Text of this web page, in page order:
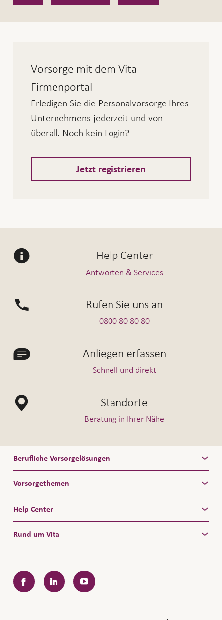
Vorsorge mit dem Vita
Firmenportal
Erledigen Sie die Personalvorsorge Ihres
Unternehmens jederzeit und von
überall. Noch kein Login?
Jetzt registrieren
Help Center
Antworten & Services
Rufen Sie uns an
0800 80 80 80
Anliegen erfassen
Schnell und direkt
Standorte
Beratung in Ihrer Nähe
Berufliche Vorsorgelösungen
Vorsorgethemen
Help Center
Rund um Vita
FacebookLinkedInYouTube